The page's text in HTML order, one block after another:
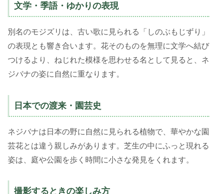
文学・季語・ゆかりの表現
別名のモジズリは、古い歌に見られる「しのぶもじずり」
の表現とも響き合います。花そのものを無理に文学へ結び
つけるより、ねじれた模様を思わせる名として見ると、ネ
ジバナの姿に自然に重なります。
日本での渡来・園芸史
ネジバナは日本の野に自然に見られる植物で、華やかな園
芸花とは違う親しみがあります。芝生の中にふっと現れる
姿は、庭や公園を歩く時間に小さな発見をくれます。
撮影するときの楽しみ方